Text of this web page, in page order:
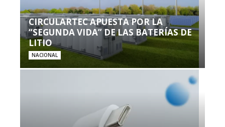
CIRCULARTEC APUESTA POR LA
“SEGUNDA VIDA” DE LAS BATERÍAS DE
LITIO
NACIONAL